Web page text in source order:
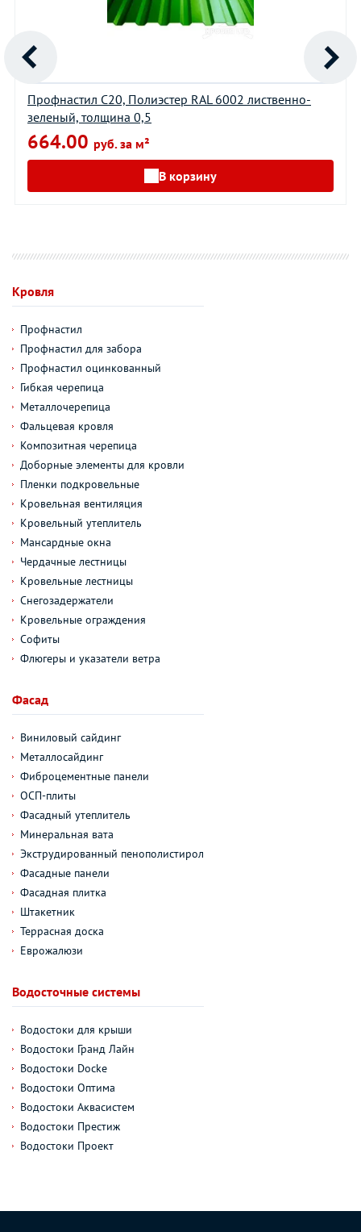
Профнастил С20, Полиэстер RAL 6002 лиственно-
зеленый, толщина 0,5
664.00 руб. за м²
В корзину
Кровля
Профнастил
Профнастил для забора
Профнастил оцинкованный
Гибкая черепица
Металлочерепица
Фальцевая кровля
Композитная черепица
Доборные элементы для кровли
Пленки подкровельные
Кровельная вентиляция
Кровельный утеплитель
Мансардные окна
Чердачные лестницы
Кровельные лестницы
Снегозадержатели
Кровельные ограждения
Софиты
Флюгеры и указатели ветра
Фасад
Виниловый сайдинг
Металлосайдинг
Фиброцементные панели
ОСП-плиты
Фасадный утеплитель
Минеральная вата
Экструдированный пенополистирол
Фасадные панели
Фасадная плитка
Штакетник
Террасная доска
Еврожалюзи
Водосточные системы
Водостоки для крыши
Водостоки Гранд Лайн
Водостоки Docke
Водостоки Оптима
Водостоки Аквасистем
Водостоки Престиж
Водостоки Проект